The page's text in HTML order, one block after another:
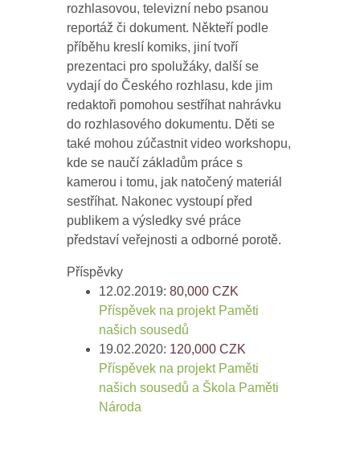
rozhlasovou, televizní nebo psanou
reportáž či dokument. Někteří podle
příběhu kreslí komiks, jiní tvoří
prezentaci pro spolužáky, další se
vydají do Českého rozhlasu, kde jim
redaktoři pomohou sestříhat nahrávku
do rozhlasového dokumentu. Děti se
také mohou zúčastnit video workshopu,
kde se naučí základům práce s
kamerou i tomu, jak natočený materiál
sestříhat. Nakonec vystoupí před
publikem a výsledky své práce
představí veřejnosti a odborné porotě.
Příspěvky
12.02.2019:80,000CZK
Příspěvek na projekt Paměti
našich sousedů
19.02.2020: 120,000CZK
Příspěvek na projekt Paměti
našich sousedů a Škola Paměti
Národa